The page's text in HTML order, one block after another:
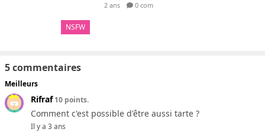
NSFW
2 ans 0 com
5 commentaires
Meilleurs
Rifraf10 points.
Comment c'est possible d'être aussi tarte ?
Il y a 3 ans